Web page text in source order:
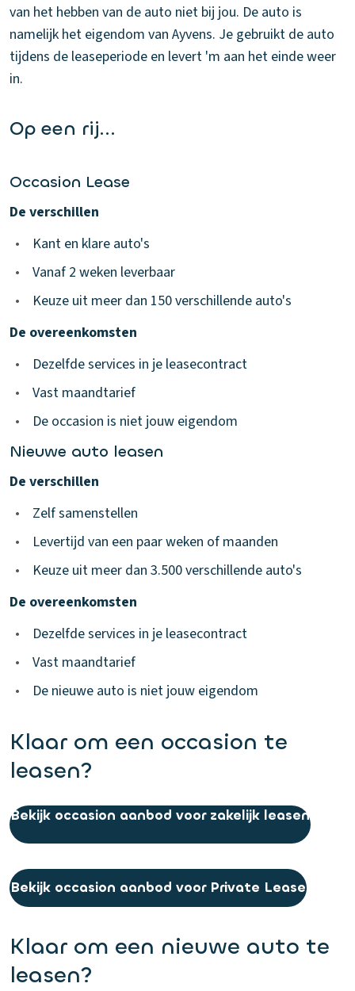
van het hebben van de auto niet bij jou. De auto is
namelijk het eigendom van Ayvens. Je gebruikt de auto
tijdens de leaseperiode en levert 'm aan het einde weer
in.
Op een rij...
Occasion Lease
De verschillen
•
Kant en klare auto's
•
Vanaf 2 weken leverbaar
•
Keuze uit meer dan 150 verschillende auto's
De overeenkomsten
•
Dezelfde services in je leasecontract
•
Vast maandtarief
•
De occasion is niet jouw eigendom
Nieuwe auto leasen
De verschillen
•
Zelf samenstellen
•
Levertijd van een paar weken of maanden
•
Keuze uit meer dan 3.500 verschillende auto's
De overeenkomsten
•
Dezelfde services in je leasecontract
•
Vast maandtarief
•
De nieuwe auto is niet jouw eigendom
Klaar om een occasion te
leasen?
Bekijk occasion aanbod voor zakelijk leasen
Bekijk occasion aanbod voor Private Lease
Klaar om een nieuwe auto te
leasen?